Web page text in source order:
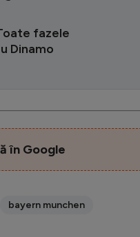
fazele
Dinamo
în Google
bayern munchen